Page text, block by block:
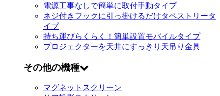
電源工事なしで簡単に取付手動タイプ
ネジ付きフックに引っ掛けるだけタペストリータ
イプ
持ち運びらくらく！簡単設置モバイルタイプ
プロジェクターを天井にすっきり 天吊り金具
その他の機種
マグネットスクリーン